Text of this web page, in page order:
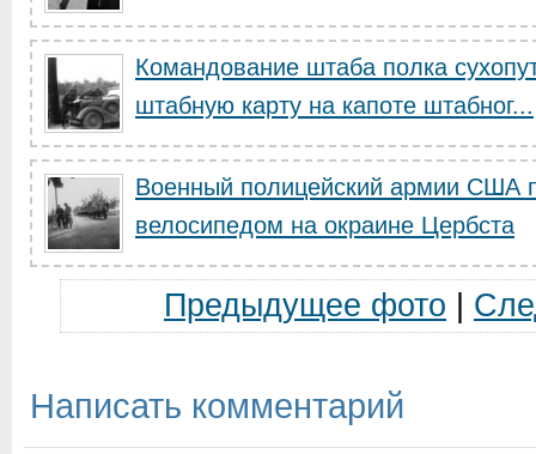
Командование штаба полка
штабную карту на капоте штабног...
Военный полицейский армии США
велосипедом на окраине Цербста
Предыдущее фото
Написать комментарий